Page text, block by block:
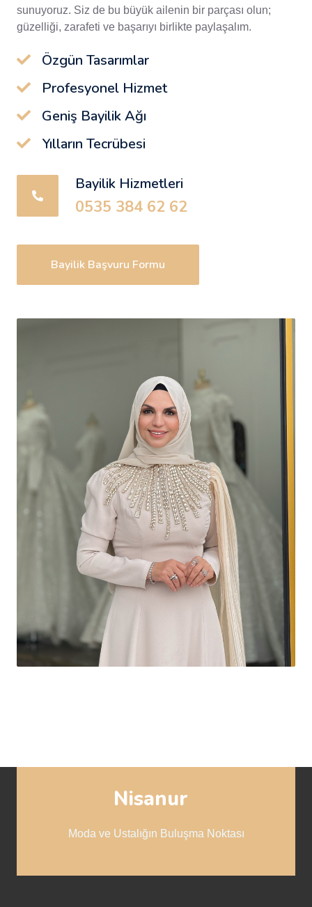
sunuyoruz. Siz de bu büyük ailenin bir parçası olun;
güzelliği, zarafeti ve başarıyı birlikte paylaşalım.
Özgün Tasarımlar
Profesyonel Hizmet
Geniş Bayilik Ağı
Yılların Tecrübesi
Bayilik Hizmetleri
0535 384 62 62
Bayilik Başvuru Formu
Nisanur
Moda ve Ustalığın Buluşma Noktası